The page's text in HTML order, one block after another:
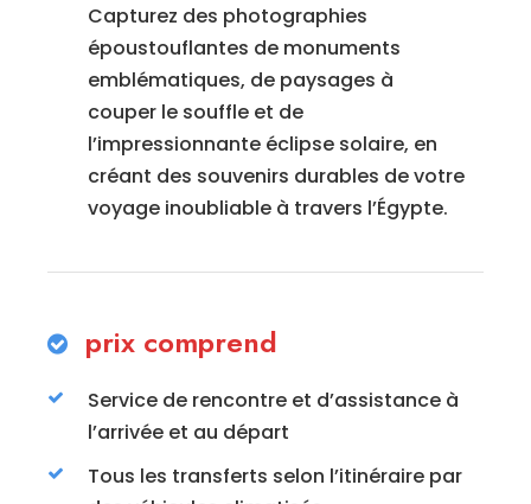
Capturez des photographies
époustouflantes de monuments
emblématiques, de paysages à
couper le souffle et de
l’impressionnante éclipse solaire, en
créant des souvenirs durables de votre
voyage inoubliable à travers l’Égypte.
prix comprend
Service de rencontre et d’assistance à
l’arrivée et au départ
Tous les transferts selon l’itinéraire par